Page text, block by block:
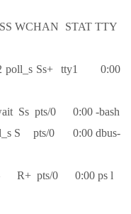
WCHAN STAT TTY
poll_s Ss+ tty1 0:00
Ss pts/0 0:00 -bash
S pts/0 0:00 dbus-
– R+ pts/0 0:00 ps l